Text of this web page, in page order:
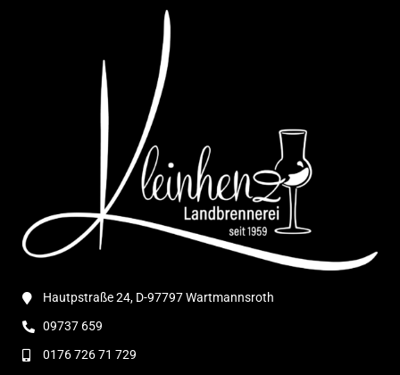
Hautpstraße 24, D-97797 Wartmannsroth
09737 659
0176 726 71 729